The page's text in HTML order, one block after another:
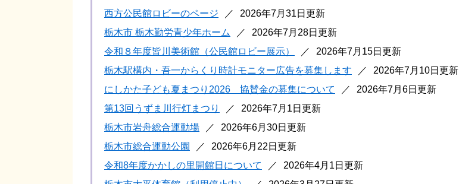
西方公民館ロビーのページ
2026年7月31日更新
栃木市 栃木勤労青少年ホーム
2026年7月28日更新
令和８年度皆川美術館（公民館ロビー展示）
2026年7月15日更新
栃木駅構内・吾一からくり時計モニター広告を募集します
2026年7月10日更新
にしかた子ども夏まつり2026 協賛金の募集について
2026年7月6日更新
第13回うずま川行灯まつり
2026年7月1日更新
栃木市岩舟総合運動場
2026年6月30日更新
栃木市総合運動公園
2026年6月22日更新
令和8年度かかしの里開館日について
2026年4月1日更新